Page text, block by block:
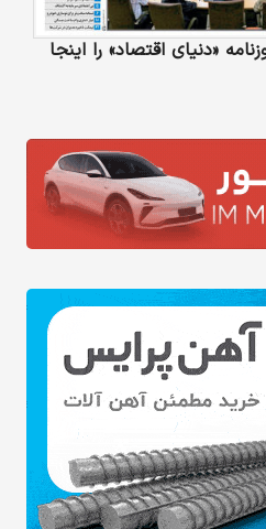
«دنیای‌ اقتصاد» را اینجا